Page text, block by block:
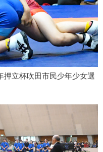
押立杯吹田市民少年少女選